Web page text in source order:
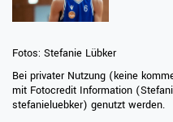
Fotos: Stefanie Lübker
Bei privater Nutzung (keine
mit Fotocredit Information
stefanieluebker) genutzt werden.